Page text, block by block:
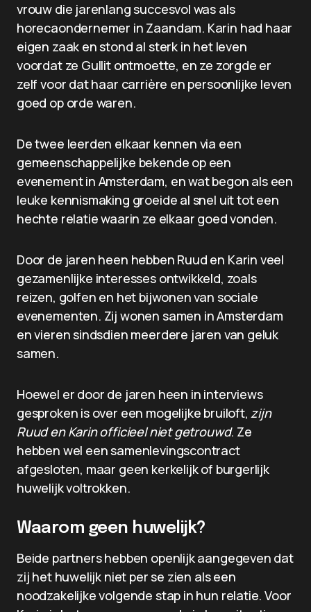
vrouw die jarenlang succesvol was als
horecaondernemer in Zaandam. Karin had haar
eigen zaak en stond al sterk in het leven
voordat ze Gullit ontmoette, en ze zorgde er
zelf voor dat haar carrière en persoonlijke leven
goed op orde waren.
De twee leerden elkaar kennen via een
gemeenschappelijke bekende op een
evenement in Amsterdam, en wat begon als een
leuke kennismaking groeide al snel uit tot een
hechte relatie waarin ze elkaar goed vonden.
Door de jaren heen hebben Ruud en Karin veel
gezamenlijke interesses ontwikkeld, zoals
reizen, golfen en het bijwonen van sociale
evenementen. Zij wonen samen in Amsterdam
en vieren sindsdien meerdere jaren van geluk
samen.
Hoewel er door de jaren heen in interviews
gesproken is over een mogelijke bruiloft,zijn
Ruud en Karin officieel niet getrouwd. Ze
hebben wel een samenlevingscontract
afgesloten, maar geen kerkelijk of burgerlijk
huwelijk voltrokken.
Waarom geen huwelijk?
Beide partners hebben openlijk aangegeven dat
zij het huwelijk niet per se zien als een
noodzakelijke volgende stap in hun relatie. Voor